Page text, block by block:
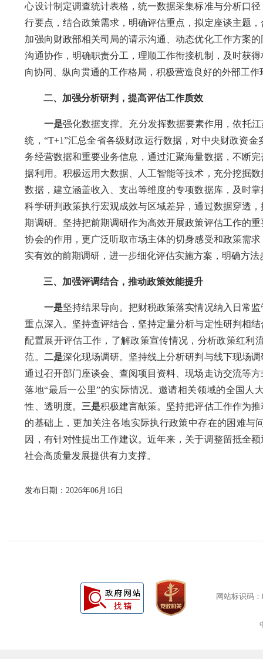
心设计制定调查统计表格，统一数据采集标准与分析口
行要点，结合政策需求，明确评估重点，拟定座谈主题
加强向财政部相关司局的请示沟通、动态优化工作方案
沟通协作，明确职责分工，理顺工作衔接机制，及时获
向协同、纵向贯通的工作格局，积极营造良好的外部工
二、加强分析研判，提高评估工作质效
一是强化数据支撑。充分发挥数据要素作用，依托
统，“T+1”汇总全省各级财政运行数据，对中央财政资
务经营数据和重要业务信息，通过汇聚海量数据，不断
据利用。积极运用大数据、人工智能等技术，充分挖掘
数据，建立涵盖收入、支出等维度的专项数据库，及时
科学研判政策执行宏观成效与区域差异，通过数据穿透
期调研。坚持把前期调研作为高效开展政策评估工作的
协会的作用，更广泛听取市场主体的切身感受和政策需
实有效的前期调研，进一步细化评估实施方案，明确方
三、加强评调结合，推动政策效能提升
一是坚持结果导向。把财税政策落实情况纳入日常
重点深入。坚持查评结合，坚持定量分析与定性研判相
配置展开评估工作，了解政策宣传情况，分析政策红利
范。 二是深化现场调研。坚持线上分析研判与线下现场
通过召开部门座谈会、查阅项目资料、现场走访交流等
落地“最后一公里”的实际情况。邀请相关领域的全国人
性、透明度。 三是积极建言献策。坚持把评估工作作为
的基础上，更加关注各地实际执行政策中存在的困难与
因，有针对性提出工作建议。近年来，关于调整留抵全
社会高质量发展提供有力支撑。
发布日期：2026年06月16日
网站标识码